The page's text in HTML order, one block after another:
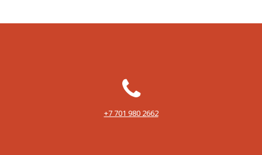
‪+7 701 980 2662‬